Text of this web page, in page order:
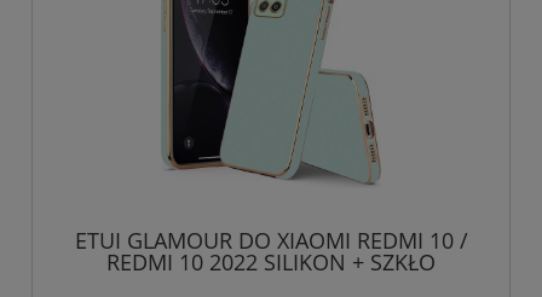
ETUI GLAMOUR DO XIAOMI REDMI 10 /
REDMI 10 2022 SILIKON + SZKŁO